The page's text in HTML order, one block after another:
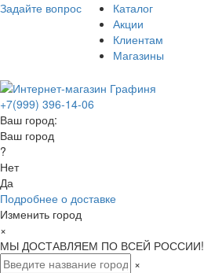
Задайте вопрос
Каталог
Акции
Клиентам
Магазины
+7(999) 396-14-06
Ваш город:
Ваш город
?
Нет
Да
Подробнее о доставке
Изменить город
×
МЫ ДОСТАВЛЯЕМ ПО ВСЕЙ РОССИИ!
×